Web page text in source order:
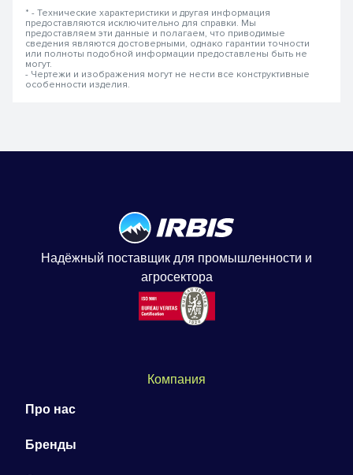
* - Технические характеристики и другая информация
предоставляются исключительно для справки. Мы
предоставляем эти данные и полагаем, что приводимые
сведения являются достоверными, однако гарантии точности
или полноты подобной информации предоставлены быть не
могут.
- Чертежи и изображения могут не нести все конструктивные
особенности изделия.
Надёжный поставщик для промышленности и
агросектора
Компания
Про нас
Бренды